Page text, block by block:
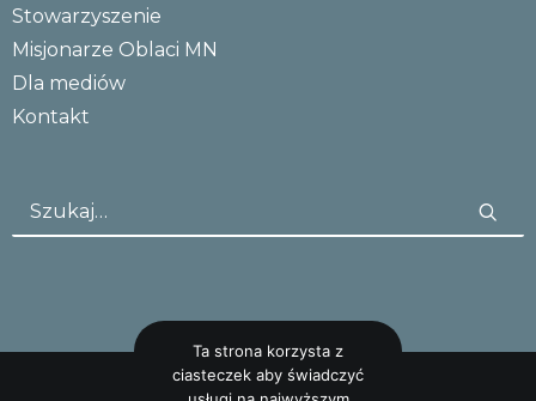
Stowarzyszenie
Misjonarze Oblaci MN
Dla mediów
Kontakt
Ta strona korzysta z
ciasteczek aby świadczyć